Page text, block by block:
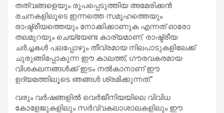
തത്വങ്ങളെയും രൂപപ്പെടുത്തിയ അമേരിക്കൻ
രചനകളിലൂടെ ഇന്നത്തെ സമൂഹത്തെയും
രാഷ്ട്രീയത്തെയും നോക്കിക്കാണുക എന്നത് ഓരോ
തലമുറയും ചെയ്യേണ്ട കാര്യമാണ്. രാഷ്ട്രീയ
ചർച്ചകൾ പലപ്പോഴും തീവ്രമായ നിലപാടുകളിലേക്ക്
ചുരുങ്ങിപ്പോകുന്ന ഈ കാലത്ത്, ഗൗരവകരമായ
വിശകലനങ്ങൾക്ക് ഇടം നൽകാനാണ് ഈ
ഉദ്യമത്തിലൂടെ ഞങ്ങൾ ശ്രമിക്കുന്നത്.”
വരും വർഷങ്ങളിൽ വെർജീനിയയിലെ വിവിധ
കോളേജുകളിലും സർവ്വകലാശാലകളിലും ഈ